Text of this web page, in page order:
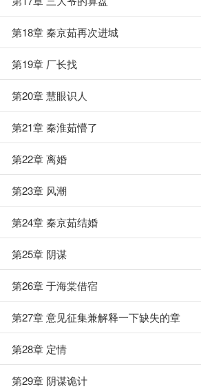
第18章 秦京茹再次进城
第19章 厂长找
第20章 慧眼识人
第21章 秦淮茹懵了
第22章 离婚
第23章 风潮
第24章 秦京茹结婚
第25章 阴谋
第26章 于海棠借宿
第27章 意见征集兼解释一下缺失的章
第28章 定情
第29章 阴谋诡计